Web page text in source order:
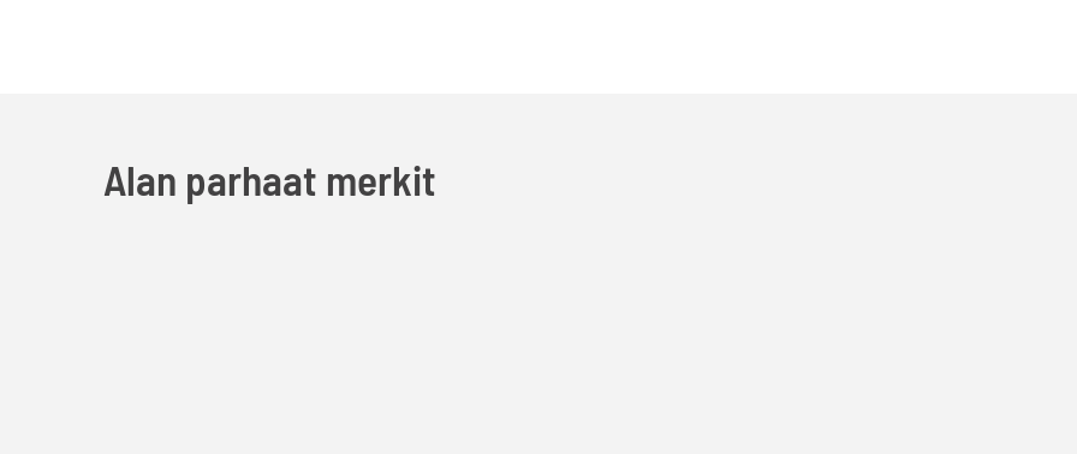
Alan parhaat merkit